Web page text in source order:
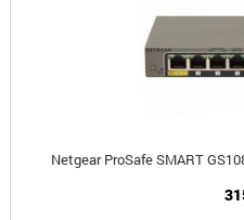
Netgear ProSafe SMART